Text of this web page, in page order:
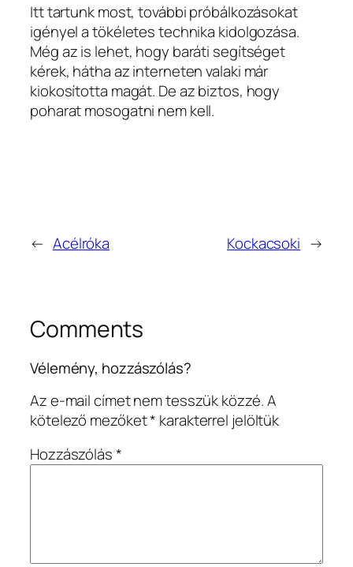
Itt tartunk most, további próbálkozásokat
igényel a tökéletes technika kidolgozása.
Még az is lehet, hogy baráti segítséget
kérek, hátha az interneten valaki már
kiokosította magát. De az biztos, hogy
poharat mosogatni nem kell.
← Acélróka Kockacsoki →
Comments
Vélemény, hozzászólás?
Az e-mail címet nem tesszük közzé.A
kötelező mezőket* karakterrel jelöltük
Hozzászólás*